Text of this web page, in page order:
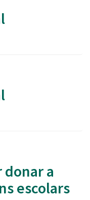
a
escolars